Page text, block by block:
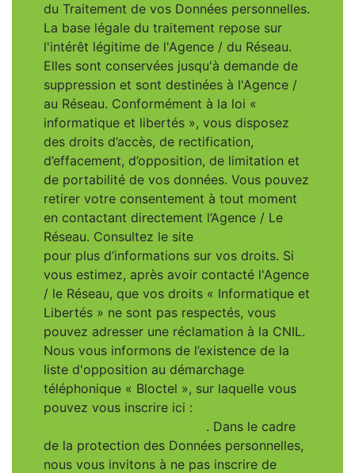
du Traitement de vos Données personnelles.
La base légale du traitement repose sur
l'intérêt légitime de l'Agence / du Réseau.
Elles sont conservées jusqu'à demande de
suppression et sont destinées à l'Agence /
au Réseau. Conformément à la loi «
informatique et libertés », vous disposez
des droits d’accès, de rectification,
d’effacement, d’opposition, de limitation et
de portabilité de vos données. Vous pouvez
retirer votre consentement à tout moment
en contactant directement l’Agence / Le
Réseau. Consultez le site
pour plus d’informations sur vos droits. Si
vous estimez, après avoir contacté l'Agence
/ le Réseau, que vos droits « Informatique et
Libertés » ne sont pas respectés, vous
pouvez adresser une réclamation à la CNIL.
Nous vous informons de l’existence de la
liste d'opposition au démarchage
téléphonique « Bloctel », sur laquelle vous
pouvez vous inscrire ici :
. Dans le cadre
de la protection des Données personnelles,
nous vous invitons à ne pas inscrire de